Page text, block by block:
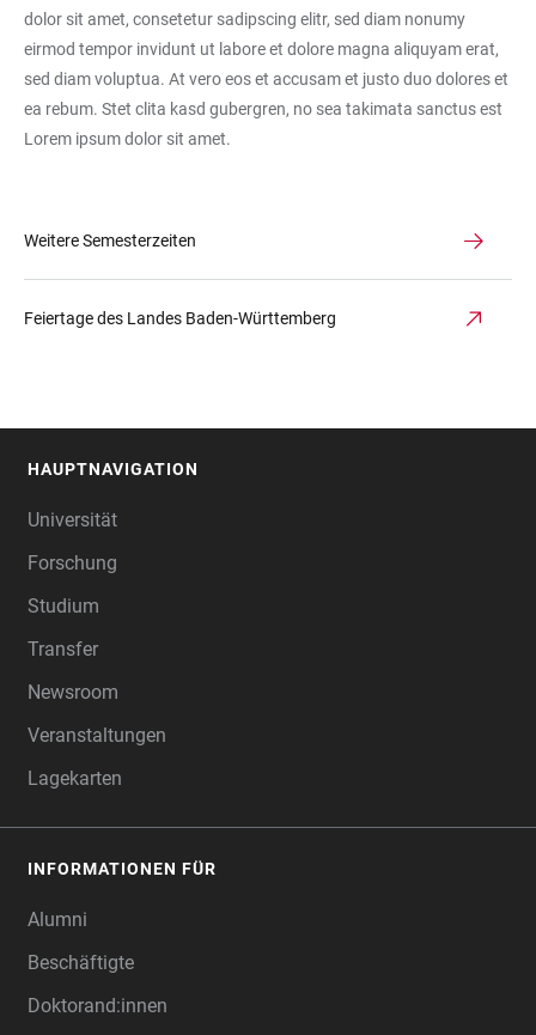
dolor sit amet, consetetur sadipscing elitr, sed diam nonumy
eirmod tempor invidunt ut labore et dolore magna aliquyam erat,
sed diam voluptua. At vero eos et accusam et justo duo dolores et
ea rebum. Stet clita kasd gubergren, no sea takimata sanctus est
Lorem ipsum dolor sit amet.
Weitere Semesterzeiten
Feiertage des Landes Baden-Württemberg
HAUPTNAVIGATION
Universität
Forschung
Studium
Transfer
Newsroom
Veranstaltungen
Lagekarten
INFORMATIONEN FÜR
Alumni
Beschäftigte
Doktorand:innen